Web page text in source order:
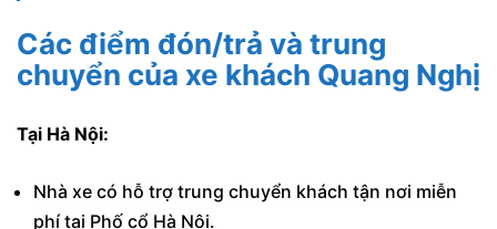
Các điểm đón/trả và trung
chuyển của xe khách Quang Nghị
Tại Hà Nội:
Nhà xe có hỗ trợ trung chuyển khách tận nơi miễn
phí tại Phố cổ Hà Nội.